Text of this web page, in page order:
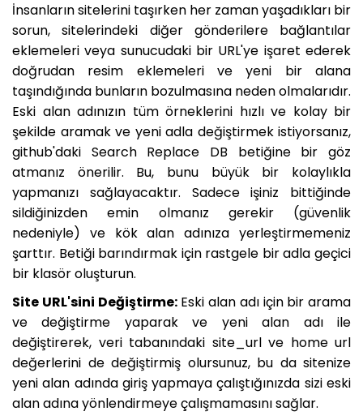
İnsanların sitelerini taşırken her zaman yaşadıkları bir
sorun, sitelerindeki diğer gönderilere bağlantılar
eklemeleri veya sunucudaki bir URL'ye işaret ederek
doğrudan resim eklemeleri ve yeni bir alana
taşındığında bunların bozulmasına neden olmalarıdır.
Eski alan adınızın tüm örneklerini hızlı ve kolay bir
şekilde aramak ve yeni adla değiştirmek istiyorsanız,
github'daki Search Replace DB betiğine bir göz
atmanız önerilir. Bu, bunu büyük bir kolaylıkla
yapmanızı sağlayacaktır. Sadece işiniz bittiğinde
sildiğinizden emin olmanız gerekir (güvenlik
nedeniyle) ve kök alan adınıza yerleştirmemeniz
şarttır. Betiği barındırmak için rastgele bir adla geçici
bir klasör oluşturun.
Site URL'sini Değiştirme:Eski alan adı için bir arama
ve değiştirme yaparak ve yeni alan adı ile
değiştirerek, veri tabanındaki site_url ve home url
değerlerini de değiştirmiş olursunuz, bu da sitenize
yeni alan adında giriş yapmaya çalıştığınızda sizi eski
alan adına yönlendirmeye çalışmamasını sağlar.